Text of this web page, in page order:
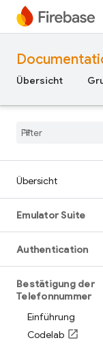
Übersicht
Übersicht
Emulator Suite
Authentication
Bestätigung der
Telefonnummer
Einführung
Codelab